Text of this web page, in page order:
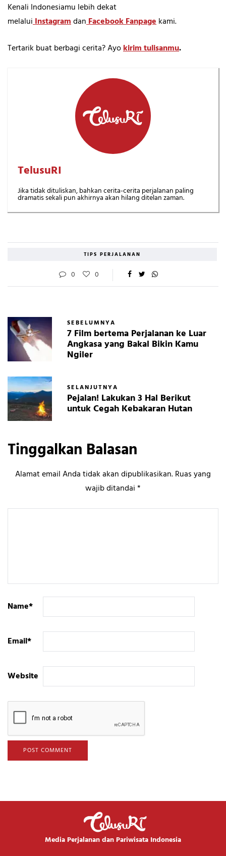
Kenali Indonesiamu lebih dekat
melaluiInstagramdanFacebook Fanpagekami.
Tertarik buat berbagi cerita? Ayokirim tulisanmu.
TelusuRI
Jika tidak dituliskan, bahkan cerita-cerita perjalanan paling
dramatis sekali pun akhirnya akan hilang ditelan zaman.
TIPS PERJALANAN
0 0
SEBELUMNYA
7 Film bertema Perjalanan ke Luar
Angkasa yang Bakal Bikin Kamu
Ngiler
SELANJUTNYA
Pejalan! Lakukan 3 Hal Berikut
untuk Cegah Kebakaran Hutan
Tinggalkan Balasan
Alamat email Anda tidak akan dipublikasikan.Ruas yang
wajib ditandai*
Name*
Email*
Website
Media Perjalanan dan Pariwisata Indonesia